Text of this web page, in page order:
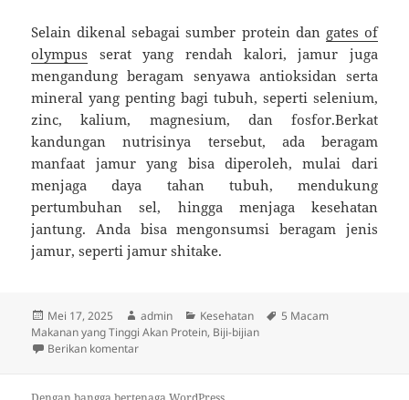
Selain dikenal sebagai sumber protein dan gates of
olympus serat yang rendah kalori, jamur juga
mengandung beragam senyawa antioksidan serta
mineral yang penting bagi tubuh, seperti selenium,
zinc, kalium, magnesium, dan fosfor.Berkat
kandungan nutrisinya tersebut, ada beragam
manfaat jamur yang bisa diperoleh, mulai dari
menjaga daya tahan tubuh, mendukung
pertumbuhan sel, hingga menjaga kesehatan
jantung. Anda bisa mengonsumsi beragam jenis
jamur, seperti jamur shitake.
Diposkan
pada
Mei 17, 2025 Penulis
admin Kategori
Kesehatan Tag
5 Macam
Makanan yang Tinggi Akan Protein, Biji-bijian
Berikan komentaruntuk 5 Macam Makanan yang Tinggi Akan Protein